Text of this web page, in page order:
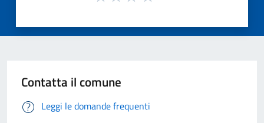
Contatta il comune
Leggi le domande frequenti